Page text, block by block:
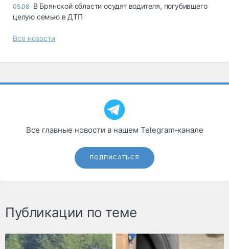
05.08 В Брянской области осудят водителя, погубившего
целую семью в ДТП
Все новости
Все главные новости в нашем Telegram‑канале
ПОДПИСАТЬСЯ
Публикации по теме